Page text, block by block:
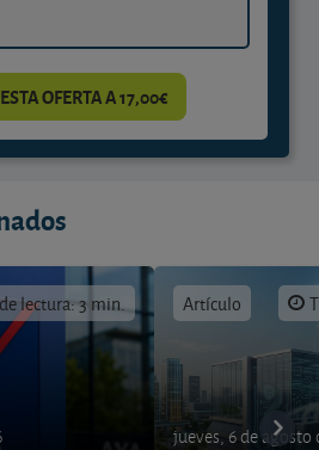
OFERTA A 17,00€
lectura: 3 min. Artículo
jueves, 6 de agosto